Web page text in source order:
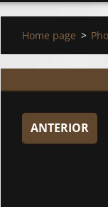
FARM
Home page >
ANTERIOR